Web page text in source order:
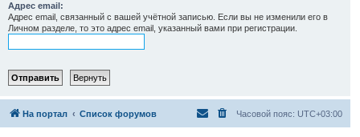
Адрес email:
Адрес email, связанный с вашей учётной записью. Если вы не изменили его в
Личном разделе, то это адрес email, указанный вами при регистрации.
На портал Список форумов Часовой пояс: UTC+03:00